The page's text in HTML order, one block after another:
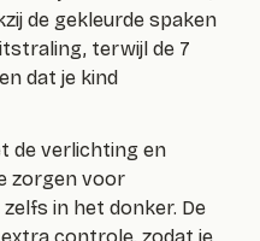
de gekleurde spaken
terwijl de 7
dat je kind
de verlichting en
zorgen voor
in het donker. De